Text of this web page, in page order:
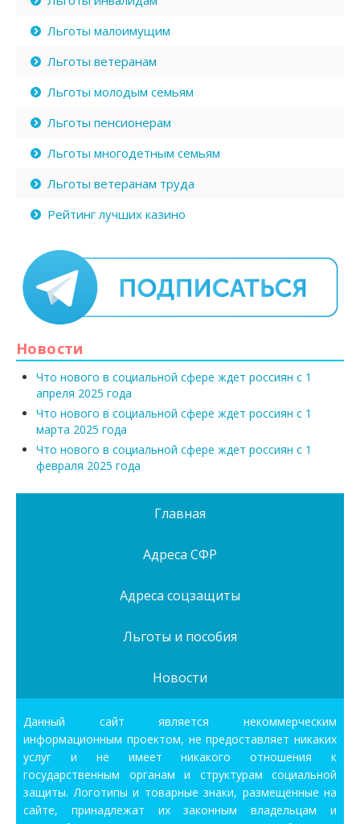
Льготы малоимущим
Льготы ветеранам
Льготы молодым семьям
Льготы пенсионерам
Льготы многодетным семьям
Льготы ветеранам труда
Рейтинг лучших казино
Новости
Что нового в социальной сфере ждет россиян с 1
апреля 2025 года
Что нового в социальной сфере ждет россиян с 1
марта 2025 года
Что нового в социальной сфере ждет россиян с 1
февраля 2025 года
Главная
Адреса СФР
Адреса соцзащиты
Льготы и пособия
Новости
Данный сайт является некоммерческим
информационным проектом, не предоставляет никаких
услуг и не имеет никакого отношения к
государственным органам и структурам социальной
защиты. Логотипы и товарные знаки, размещённые на
сайте, принадлежат их законным владельцам и